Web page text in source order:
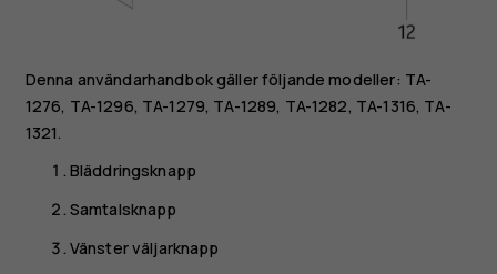
Denna användarhandbok gäller följande modeller: TA-
1276, TA-1296, TA-1279, TA-1289, TA-1282, TA-1316, TA-
1321.
Bläddringsknapp
Samtalsknapp
Vänster väljarknapp